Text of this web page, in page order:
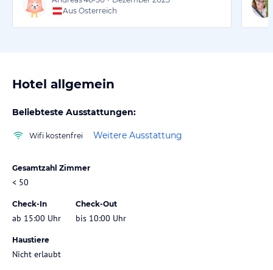
Aus Österreich
Hotel allgemein
Beliebteste Ausstattungen:
Wifi kostenfrei Weitere Ausstattung
Gesamtzahl Zimmer
< 50
Check-In
ab 15:00 Uhr
Check-Out
bis 10:00 Uhr
Haustiere
Nicht erlaubt